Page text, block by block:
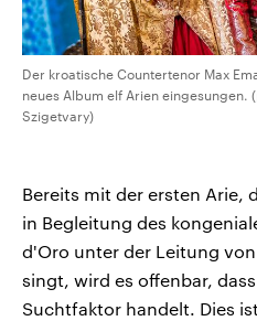
Der kroatische Countertenor Max
neues Album elf Arien eingesungen.
Szigetvary)
Bereits mit der ersten Arie,
in Begleitung des
d'Oro unter der Leitung
singt, wird es offenbar,
Suchtfaktor handelt. Dies